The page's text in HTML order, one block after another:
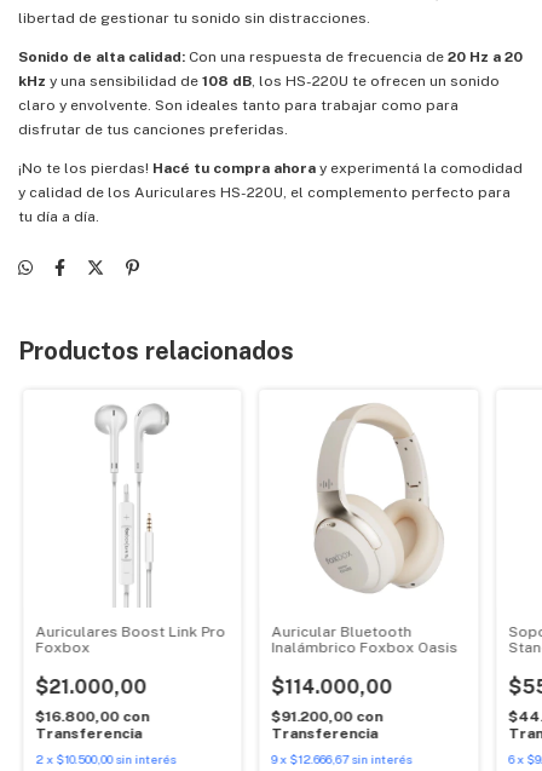
libertad de gestionar tu sonido sin distracciones.
Sonido de alta calidad: Con una respuesta de frecuencia de 20 Hz a 20
kHz y una sensibilidad de 108 dB, los HS-220U te ofrecen un sonido
claro y envolvente. Son ideales tanto para trabajar como para
disfrutar de tus canciones preferidas.
¡No te los pierdas! Hacé tu compra ahora y experimentá la comodidad
y calidad de los Auriculares HS-220U, el complemento perfecto para
tu día a día.
Productos relacionados
Auriculares Boost Link Pro
Foxbox
$21.000,00
$16.800,00 con
Transferencia
2x $10.500,00 sin interés
Auricular Bluetooth
Inalámbrico Foxbox Oasis
$114.000,00
$91.200,00 con
Transferencia
9x $12.666,67 sin interés 6x